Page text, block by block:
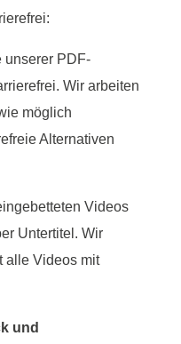
unserer PDF-
Wir arbeiten
möglich
Alternativen
Videos
Untertitel. Wir
alle Videos mit
und